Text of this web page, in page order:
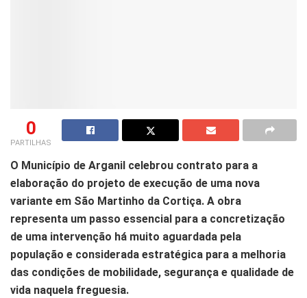
0
PARTILHAS
O Município de Arganil celebrou contrato para a
elaboração do projeto de execução de uma nova
variante em São Martinho da Cortiça. A obra
representa um passo essencial para a concretização
de uma intervenção há muito aguardada pela
população e considerada estratégica para a melhoria
das condições de mobilidade, segurança e qualidade de
vida naquela freguesia.